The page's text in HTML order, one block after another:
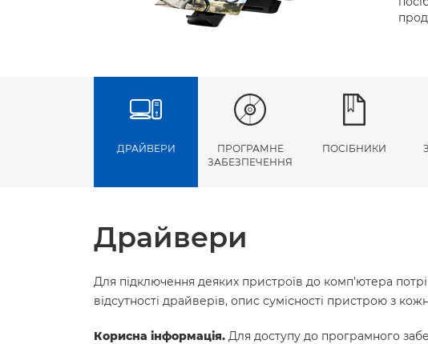
ДРАЙВЕРИ
ПРОГРАМНЕ
ЗАБЕЗПЕЧЕННЯ
ПОСІБНИКИ
Драйвери
Для підключення деяких пристроїв до комп’ютера
відсутності драйверів, опис сумісності пристрою з
Корисна інформація. Для доступу до програмного